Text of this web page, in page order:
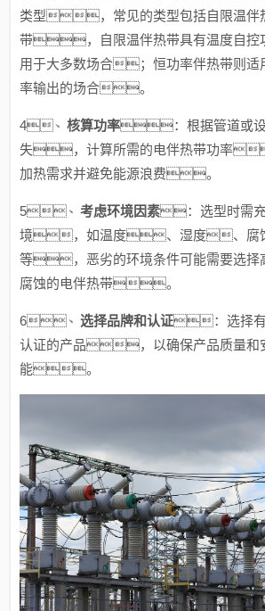
类型，常见的类型包括自限温伴
带，自限温伴热带具有温度自
用于大多数场合；恒功率伴热带则适
率输出的场合。
4、核算功率：根据管道或设
失，计算所需的电伴热带功率
加热需求并避免能源浪费。
5、考虑环境因素：选型时需
境，如温度、湿度、腐
等，恶劣的环境条件可能需要选
腐蚀的电伴热带。
6、选择品牌和认证：选择有
认证的产品，以确保产品质量和
能。